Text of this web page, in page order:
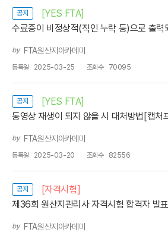
공지
[YES FTA]
수료증이 비정상적(직인 누락 등)으로 출력
by FTA원산지아카데미
등록일 2025-03-25 조회수 70095
공지
[YES FTA]
동영상 재생이 되지 않을 시 대처방법[캡처
by FTA원산지아카데미
등록일 2025-03-20 조회수 82556
공지
[자격시험]
제36회 원산지관리사 자격시험 합격자 발표
by FTA원산지아카데미